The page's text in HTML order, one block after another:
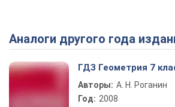
Play
Аналоги другого года
ГДЗ Геометрия 7
Авторы: А. Н. Роганин
Год: 2008